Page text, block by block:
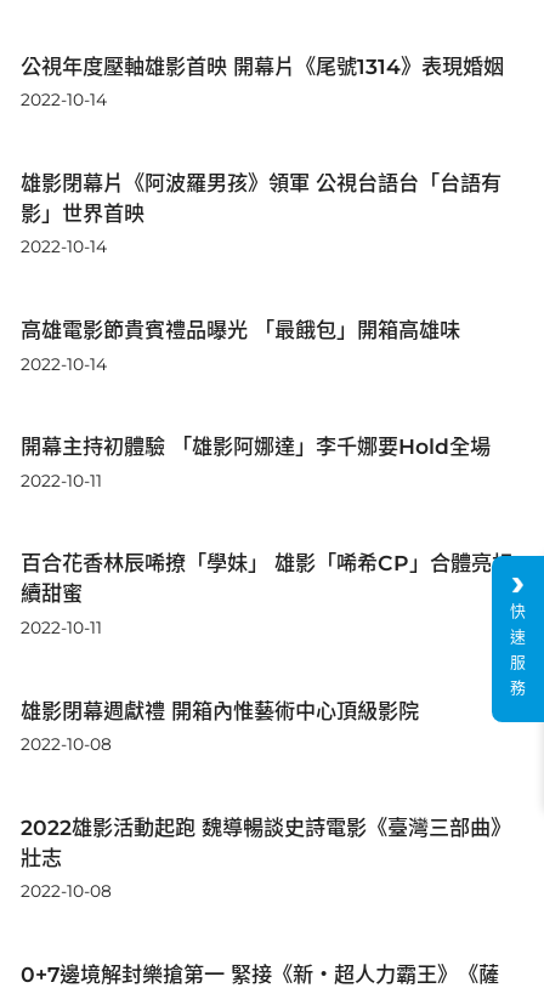
公視年度壓軸雄影首映 開幕片《尾號1314》表現婚姻
2022-10-14
雄影閉幕片《阿波羅男孩》領軍 公視台語台「台語有
影」世界首映
2022-10-14
高雄電影節貴賓禮品曝光 「最餓包」開箱高雄味
2022-10-14
開幕主持初體驗 「雄影阿娜達」李千娜要Hold全場
2022-10-11
百合花香林辰唏撩「學妹」 雄影「唏希CP」合體亮相
續甜蜜
2022-10-11
雄影閉幕週獻禮 開箱內惟藝術中心頂級影院
2022-10-08
2022雄影活動起跑 魏導暢談史詩電影《臺灣三部曲》
壯志
2022-10-08
0+7邊境解封樂搶第一 緊接《新‧超人力霸王》《薩
快
速
服
務